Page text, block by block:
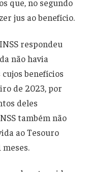
que, no segundo
jus ao benefício.
respondeu
não havia
benefícios
de 2023, por
deles
também não
ao Tesouro